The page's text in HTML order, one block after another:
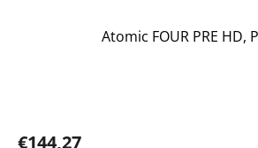
Atomic FOUR PRE HD,
€144,27